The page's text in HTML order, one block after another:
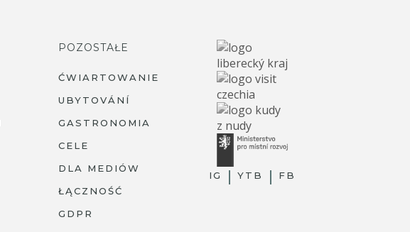
POZOSTAŁE
ĆWIARTOWANIE
UBYTOVÁNÍ
GASTRONOMIA
CELE
DLA MEDIÓW
ŁĄCZNOŚĆ
GDPR
IG YTB FB